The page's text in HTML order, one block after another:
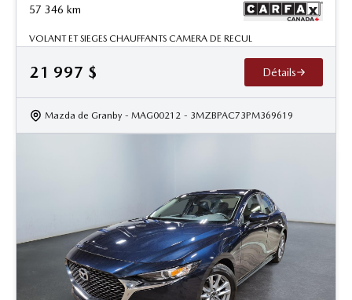
57 346 km
VOLANT ET SIEGES CHAUFFANTS CAMERA DE RECUL
21 997 $ Détails
Mazda de Granby - MAG00212 - 3MZBPAC73PM369619